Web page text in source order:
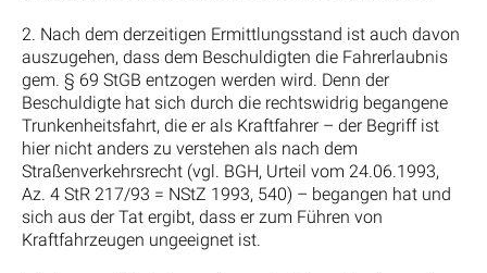
2. Nach dem derzeitigen Ermittlungsstand ist auch davon
auszugehen, dass dem Beschuldigten die Fahrerlaubnis
gem. § 69 StGB entzogen werden wird. Denn der
Beschuldigte hat sich durch die rechtswidrig begangene
Trunkenheitsfahrt, die er als Kraftfahrer – der Begriff ist
hier nicht anders zu verstehen als nach dem
Straßenverkehrsrecht (vgl. BGH, Urteil vom 24.06.1993,
Az. 4 StR 217/93 = NStZ 1993, 540) – begangen hat und
sich aus der Tat ergibt, dass er zum Führen von
Kraftfahrzeugen ungeeignet ist.